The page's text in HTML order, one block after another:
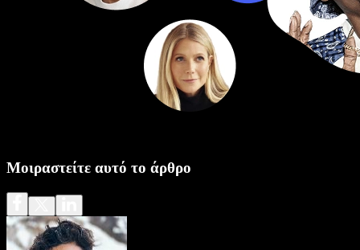
Μοιραστείτε αυτό το άρθρο